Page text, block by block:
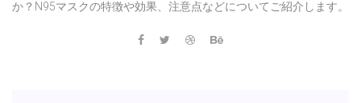
か？N95マスクの特徴や効果、注意点などについてご紹介します。